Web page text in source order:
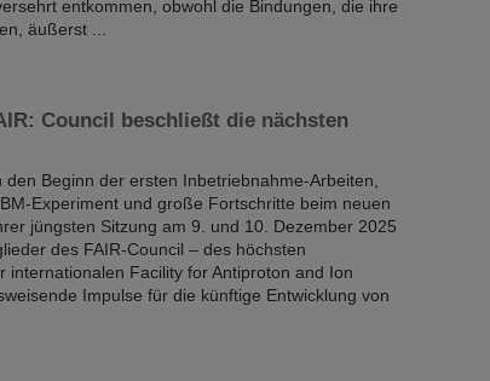
entkommen, obwohl die Bindungen, die ihre
äußerst ...
Council beschließt die nächsten
Beginn der ersten Inbetriebnahme-Arbeiten,
Experiment und große Fortschritte beim neuen
jüngsten Sitzung am 9. und 10. Dezember 2025
des FAIR-Council – des höchsten
internationalen Facility for Antiproton and Ion
Impulse für die künftige Entwicklung von